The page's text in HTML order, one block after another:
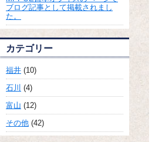
ブログ記事として掲載されまし
た。
カテゴリー
福井 (10)
石川 (4)
富山 (12)
その他 (42)